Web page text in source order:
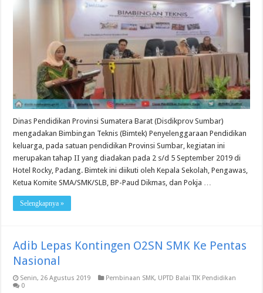
Dinas Pendidikan Provinsi Sumatera Barat (Disdikprov Sumbar)
mengadakan Bimbingan Teknis (Bimtek) Penyelenggaraan Pendidikan
keluarga, pada satuan pendidikan Provinsi Sumbar, kegiatan ini
merupakan tahap II yang diadakan pada 2 s/d 5 September 2019 di
Hotel Rocky, Padang. Bimtek ini diikuti oleh Kepala Sekolah, Pengawas,
Ketua Komite SMA/SMK/SLB, BP-Paud Dikmas, dan Pokja …
Selengkapnya »
Adib Lepas Kontingen O2SN SMK Ke Pentas
Nasional
Senin, 26 Agustus 2019 Pembinaan SMK, UPTD Balai TIK Pendidikan
0